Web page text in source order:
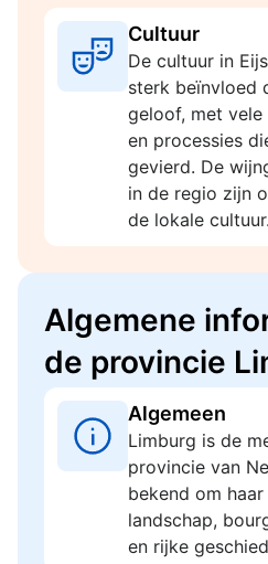
Cultuur
De cultuur in
sterk beïnvloed
geloof, met
en processies
gevierd. De
in de regio zijn
de lokale cultuur.
Algemene
de provincie
Algemeen
Limburg is de
provincie van
bekend om
landschap,
en rijke